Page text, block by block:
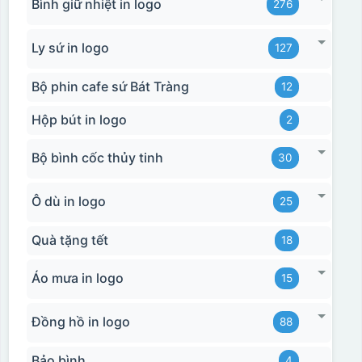
Các sản phẩm thủy tinh như lọ hoa thủy tinh,
Thiệp cưới, thiệp mời
Túi giấy
Hộp giấy quà tặng, hộp cứng
Catalogue
Bìa menu
NHƯỢC ĐIỂM
Bình giữ nhiệt in logo 276
Ly sứ in logo 127
Bộ phin cafe sứ Bát Tràng 12
Hộp bút in logo 2
Bộ bình cốc thủy tinh 30
Ô dù in logo 25
Quà tặng tết 18
Áo mưa in logo 15
Đồng hồ in logo 88